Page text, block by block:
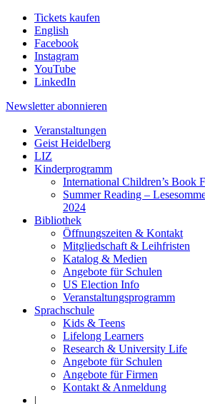
Tickets kaufen
English
Facebook
Instagram
YouTube
LinkedIn
Newsletter abonnieren
Veranstaltungen
Geist Heidelberg
LIZ
Kinderprogramm
International Children’s Book
Summer Reading –
2024
Bibliothek
Öffnungszeiten & Kontakt
Mitgliedschaft & Leihfristen
Katalog & Medien
Angebote für Schulen
US Election Info
Veranstaltungsprogramm
Sprachschule
Kids & Teens
Lifelong Learners
Research & University Life
Angebote für Schulen
Angebote für Firmen
Kontakt & Anmeldung
|